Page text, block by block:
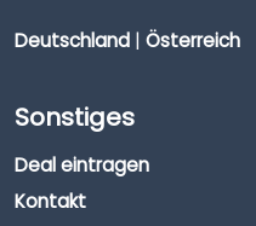
Deutschland | Österreich
Sonstiges
Deal eintragen
Kontakt